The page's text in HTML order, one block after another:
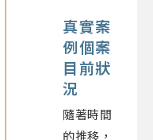
真實案
例個案
目前狀
況
隨著時間
的推移，